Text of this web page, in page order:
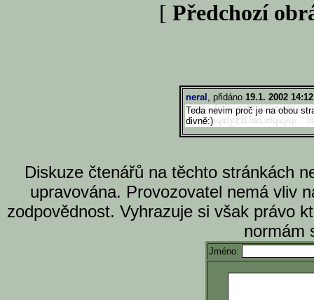
[ Předchozí
neral , přidáno 19.1. 2002
Teda nevim proč je na obou
divně:)
Diskuze čtenářů na těchto stránkách
upravována. Provozovatel nemá vliv
zodpovědnost. Vyhrazuje si však právo
normám
Jméno: